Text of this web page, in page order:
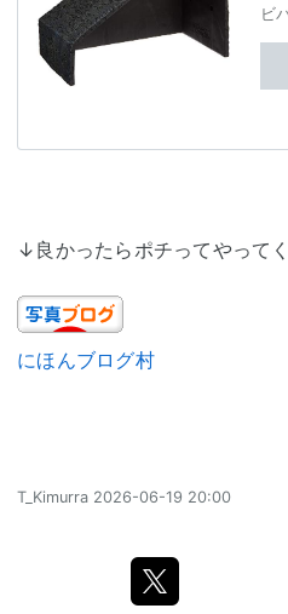
ビ
↓良かったらポチってやって
にほんブログ村
T_Kimurra 2026-06-19 20:00